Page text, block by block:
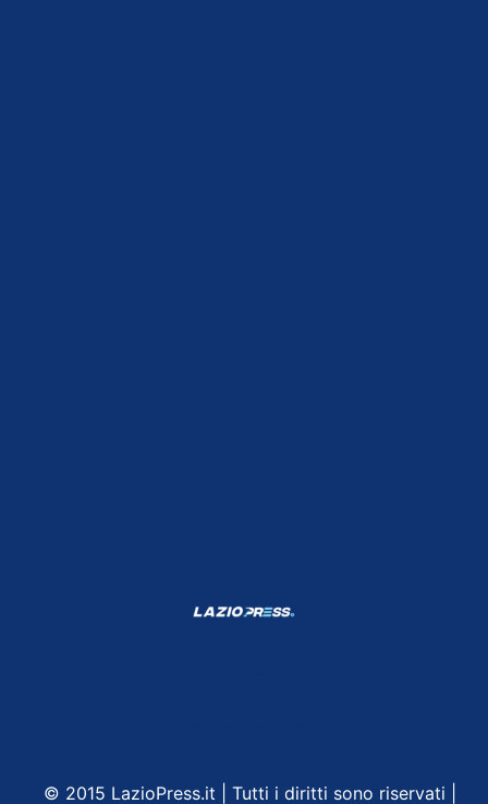
© 2015 LazioPress.it | Tutti i diritti sono riservati |